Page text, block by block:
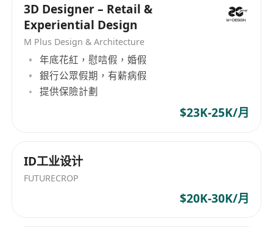
3D Designer – Retail &
Experiential Design
M Plus Design & Architecture
年底花紅，慰唁假，婚假
銀行公眾假期，有薪病假
提供保險計劃
$23K-25K/月
ID工业设计
FUTURECROP
$20K-30K/月